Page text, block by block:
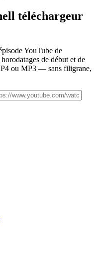
téléchargeur
YouTube de
de début et de
ou MP3 — sans filigrane,